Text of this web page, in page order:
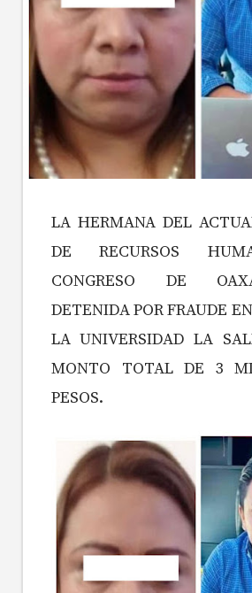
LA HERMANA DEL
DE RECURSOS
CONGRESO DE
DETENIDA POR FRAUDE
LA UNIVERSIDAD LA
MONTO TOTAL DE 3
PESOS.